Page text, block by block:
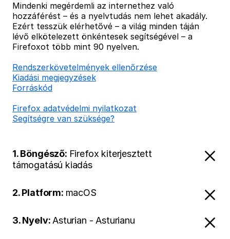
Mindenki megérdemli az internethez való
hozzáférést – és a nyelvtudás nem lehet akadály.
Ezért tesszük elérhetővé – a világ minden táján
lévő elkötelezett önkéntesek segítségével – a
Firefoxot több mint 90 nyelven.
Rendszerkövetelmények ellenőrzése
Kiadási megjegyzések
Forráskód
Firefox adatvédelmi nyilatkozat
Segítségre van szüksége?
1. Böngésző: Firefox kiterjesztett
támogatású kiadás
2. Platform: macOS
3. Nyelv: Asturian - Asturianu